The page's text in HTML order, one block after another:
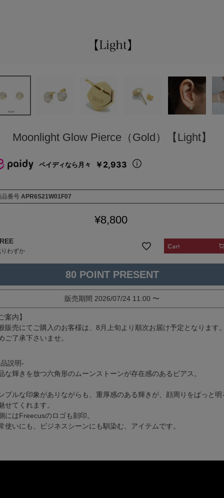
Moonlight Glow Pierce（Gold）【Light】
ペイディなら月々 ￥2,933
品番号 APR6S21W01F07
¥8,800
わずか
80
販売期間 2026/07/24 11:00 〜
案内】
販売にてご購入のお客様は、8月上旬より順次お届け予定となります
ご了承下さいませ。
説明-
な輝きを放つ六角形のムーンストーンが存在感のあるピアス。
プルな印象がありながらも、重厚感のある輝きが、顔周りをぱっと明
せてくれます。
にはFreecusのロゴも刻印。
使いにも、ビジネスシーンにも馴染む、アイテムです。